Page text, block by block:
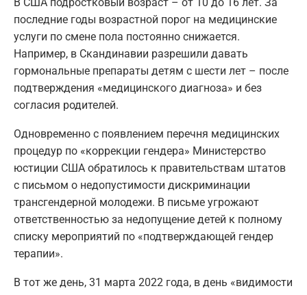
последние годы возрастной порог на медицинские
услуги по смене пола постоянно снижается.
Например, в Скандинавии разрешили давать
гормональные препараты детям с шести лет – после
подтверждения «медицинского диагноза» и без
согласия родителей.
Одновременно с появлением перечня медицинских
процедур по «коррекции гендера» Министерство
юстиции США обратилось к правительствам штатов
с письмом о недопустимости дискриминации
трансгендерной молодежи. В письме угрожают
ответственностью за недопущение детей к полному
списку мероприятий по «подтверждающей гендер
терапии».
В тот же день, 31 марта 2022 года, в день «видимости